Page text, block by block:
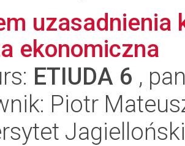
ekonomiczna
ETIUDA 6 ,
Piotr